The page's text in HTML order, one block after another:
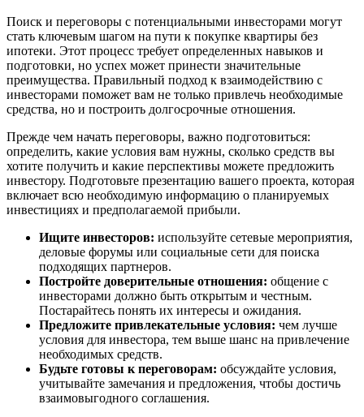
Поиск и переговоры с потенциальными инвесторами могут
стать ключевым шагом на пути к покупке квартиры без
ипотеки. Этот процесс требует определенных навыков и
подготовки, но успех может принести значительные
преимущества. Правильный подход к взаимодействию с
инвесторами поможет вам не только привлечь необходимые
средства, но и построить долгосрочные отношения.
Прежде чем начать переговоры, важно подготовиться:
определить, какие условия вам нужны, сколько средств вы
хотите получить и какие перспективы можете предложить
инвестору. Подготовьте презентацию вашего проекта, которая
включает всю необходимую информацию о планируемых
инвестициях и предполагаемой прибыли.
Ищите инвесторов: используйте сетевые мероприятия,
деловые форумы или социальные сети для поиска
подходящих партнеров.
Постройте доверительные отношения: общение с
инвесторами должно быть открытым и честным.
Постарайтесь понять их интересы и ожидания.
Предложите привлекательные условия: чем лучше
условия для инвестора, тем выше шанс на привлечение
необходимых средств.
Будьте готовы к переговорам: обсуждайте условия,
учитывайте замечания и предложения, чтобы достичь
взаимовыгодного соглашения.